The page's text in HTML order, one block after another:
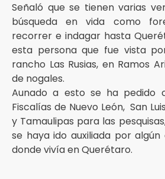
Señaló que se tienen varias
búsqueda en vida como
recorrer e indagar hasta
esta persona que fue vista
rancho Las Rusias, en Ramos
de nogales.
Aunado a esto se ha pedido
Fiscalías de Nuevo León, San
y Tamaulipas para las
se haya ido auxiliada por
donde vivía en Querétaro.